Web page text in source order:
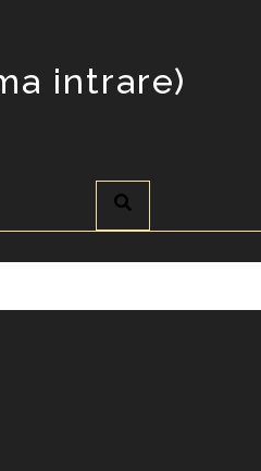
intrare)